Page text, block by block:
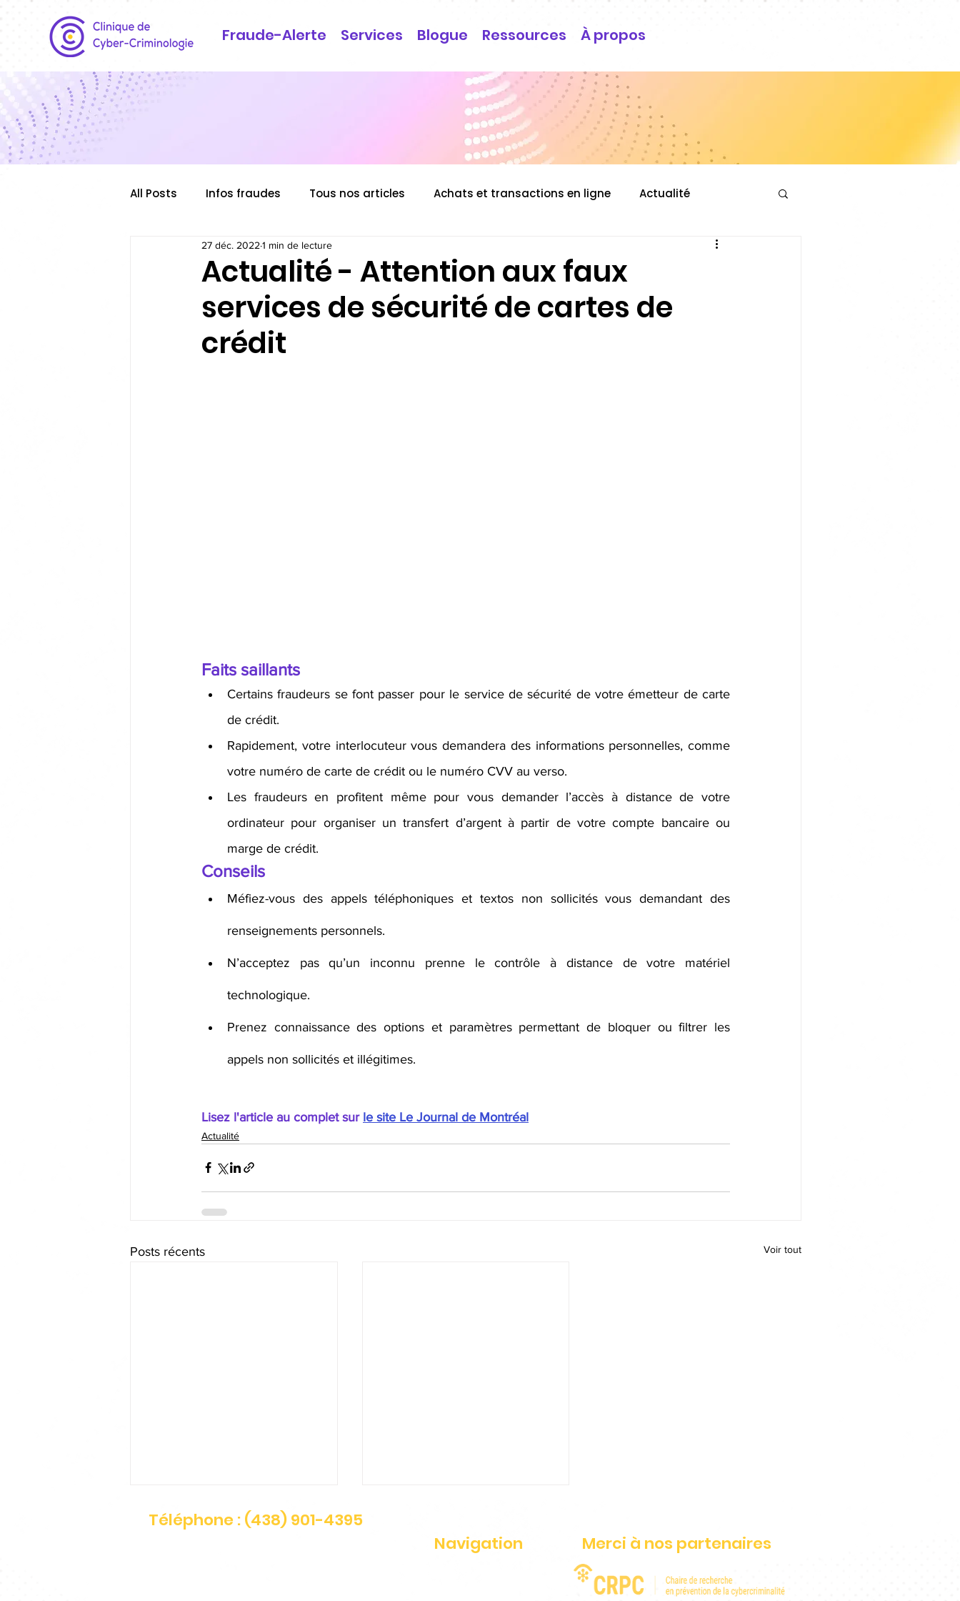
Fraude-Alerte Services Blogue Ressources À propos
All Posts Infos fraudes Tous nos articles Achats et transactions en ligne Actualité
Actualité - Attention aux faux
services de sécurité de cartes de
crédit
27 déc. 2022 1 min de lecture
Faits saillants
Certains fraudeurs se font passer pour le service de sécurité de votre émetteur de carte
de crédit.
Rapidement, votre interlocuteur vous demandera des informations personnelles, comme
votre numéro de carte de crédit ou le numéro CVV au verso.
Les fraudeurs en profitent même pour vous demander l’accès à distance de votre
ordinateur pour organiser un transfert d’argent à partir de votre compte bancaire ou
marge de crédit.
Conseils
Méfiez-vous des appels téléphoniques et textos non sollicités vous demandant des
renseignements personnels.
N’acceptez pas qu’un inconnu prenne le contrôle à distance de votre matériel
technologique.
Prenez connaissance des options et paramètres permettant de bloquer ou filtrer les
appels non sollicités et illégitimes.
Lisez l'article au complet sur le site Le Journal de Montréal
Actualité
Posts récents Voir tout
Téléphone : (438) 901-4395
Navigation
Merci à nos partenaires